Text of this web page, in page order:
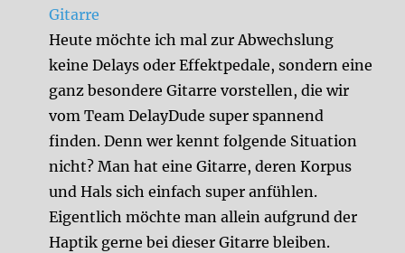
Gitarre
Heute möchte ich mal zur Abwechslung
keine Delays oder Effektpedale, sondern eine
ganz besondere Gitarre vorstellen, die wir
vom Team DelayDude super spannend
finden. Denn wer kennt folgende Situation
nicht? Man hat eine Gitarre, deren Korpus
und Hals sich einfach super anfühlen.
Eigentlich möchte man allein aufgrund der
Haptik gerne bei dieser Gitarre bleiben.